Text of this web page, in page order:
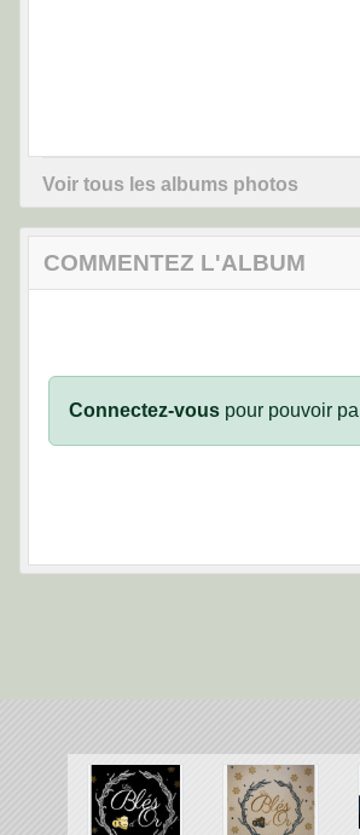
Voir tous les albums photos
COMMENTEZ L'ALBUM
Connectez-vous pour pouvoir